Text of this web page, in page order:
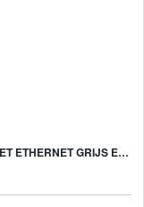
EGOGEAR - SCH20 8K UHD 2.1 HDMI KABEL MET ETHERNET GRIJS EN ZWAART - 2M